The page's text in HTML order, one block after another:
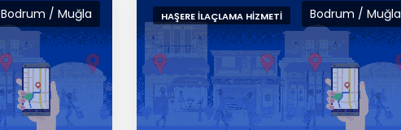
Bodrum / Muğla Bodrum / Muğla
HAŞERE İLAÇLAMA HIZMETI